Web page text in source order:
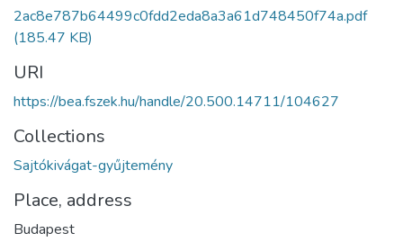
2ac8e787b64499c0fdd2eda8a3a61d748450f74a.pdf
(185.47 KB)
URI
https://bea.fszek.hu/handle/20.500.14711/104627
Collections
Sajtókivágat-gyűjtemény
Place, address
Budapest